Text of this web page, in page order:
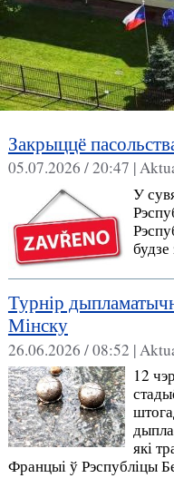
Закрыццё
05.07.2026 / 20:47 |
У
Турнір
Мінску
26.06.2026 / 08:52 |
12
які
Францыі ў Рэспубліцы